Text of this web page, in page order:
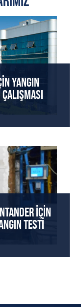
YANGIN
İÇIN
TESTI